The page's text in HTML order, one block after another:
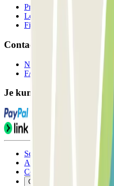
Professionals
Leverancier parkeren
Filialen
Contact
Neem contact met ons op
FAQ
Je kunt deze
Servicevoorwaarden
Annuleringsvoorwaarden
Cookiebeleid
Cookies beheren